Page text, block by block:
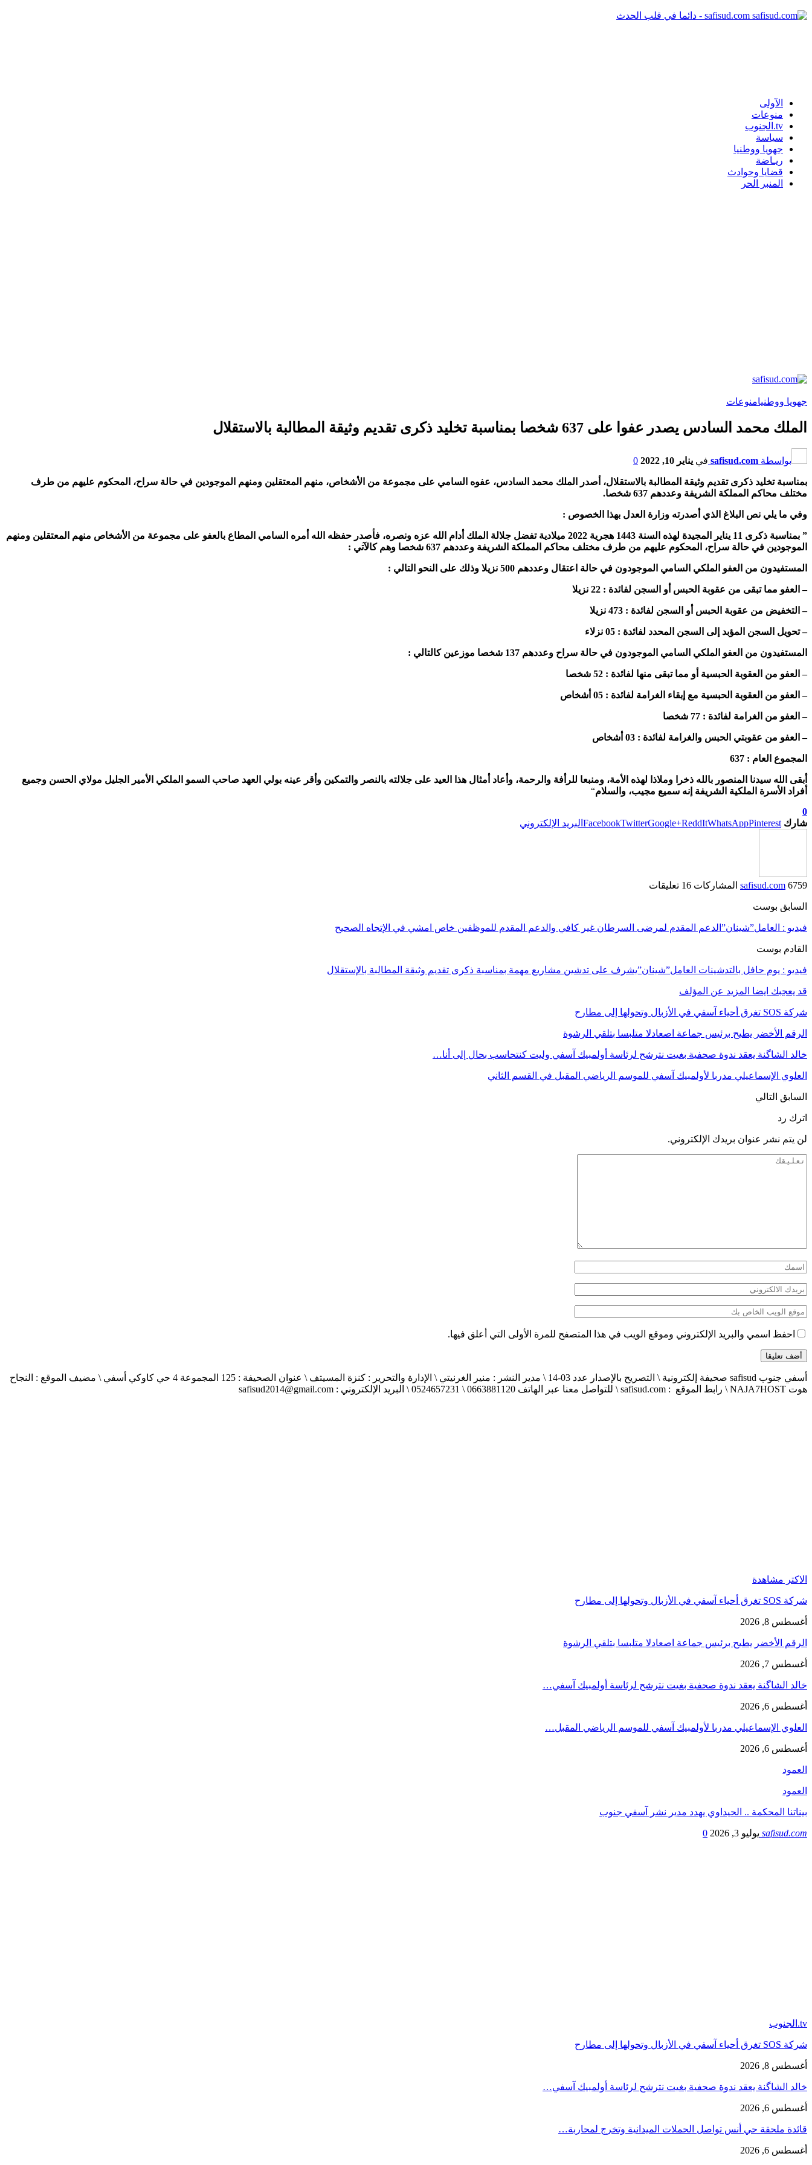
safisud.com - دائما في قلب الحدث
الآولى
منوعات
tv.الجنوب
سياسة
جهويا ووطنيا
ريـاضة
قضايا وحوادث
المنبر الحر
جهويا ووطنيامنوعات
الملك محمد السادس يصدر عفوا على 637 شخصا بمناسبة تخليد ذكرى تقديم وثيقة المطالبة بالاستقلال
بواسطة safisud.com في يناير 10, 2022 0
بمناسبة تخليد ذكرى تقديم وثيقة المطالبة بالاستقلال، أصدر الملك محمد السادس، عفوه السامي على مجموعة من الأشخاص، منهم المعتقلين ومنهم الموجودين في حالة سراح، المحكوم عليهم من طرف
مختلف محاكم المملكة الشريفة وعددهم 637 شخصا.
وفي ما يلي نص البلاغ الذي أصدرته وزارة العدل بهذا الخصوص :
” بمناسبة ذكرى 11 يناير المجيدة لهذه السنة 1443 هجرية 2022 ميلادية تفضل جلالة الملك أدام الله عزه ونصره، فأصدر حفظه الله أمره السامي المطاع بالعفو على مجموعة من الأشخاص منهم المعتقلين ومنهم
الموجودين في حالة سراح، المحكوم عليهم من طرف مختلف محاكم المملكة الشريفة وعددهم 637 شخصا وهم كالآتي :
المستفيدون من العفو الملكي السامي الموجودون في حالة اعتقال وعددهم 500 نزيلا وذلك على النحو التالي :
– العفو مما تبقى من عقوبة الحبس أو السجن لفائدة : 22 نزيلا
– التخفيض من عقوبة الحبس أو السجن لفائدة : 473 نزيلا
– تحويل السجن المؤبد إلى السجن المحدد لفائدة : 05 نزلاء
المستفيدون من العفو الملكي السامي الموجودون في حالة سراح وعددهم 137 شخصا موزعين كالتالي :
– العفو من العقوبة الحبسية أو مما تبقى منها لفائدة : 52 شخصا
– العفو من العقوبة الحبسية مع إبقاء الغرامة لفائدة : 05 أشخاص
– العفو من الغرامة لفائدة : 77 شخصا
– العفو من عقوبتي الحبس والغرامة لفائدة : 03 أشخاص
المجموع العام : 637
أبقى الله سيدنا المنصور بالله ذخرا وملاذا لهذه الأمة، ومنبعا للرأفة والرحمة، وأعاد أمثال هذا العيد على جلالته بالنصر والتمكين وأقر عينه بولي العهد صاحب السمو الملكي الأمير الجليل مولاي الحسن وجميع
أفراد الأسرة الملكية الشريفة إنه سميع مجيب، والسلام“
0
شارك
FacebookTwitterGoogle+ReddItWhatsAppPinterest البريد الإلكتروني
safisud.com 6759 المشاركات 16 تعليقات
السابق بوست
فيديو : العامل”شينان”الدعم المقدم لمرضى السرطان غير كافي والدعم المقدم للموظفين خاص امشي في الإتجاه الصحيح
القادم بوست
فيديو : يوم حافل بالتدشينات العامل”شينان”يشرف على تدشين مشاريع مهمة بمناسبة ذكرى تقديم وثيقة المطالبة بالإستقلال
قد يعجبك ايضا المزيد عن المؤلف
شركة SOS تغرق أحياء آسفي في الأزبال وتحولها إلى مطارح
الرقم الأخضر يطيح برئيس جماعة اصعادلا متلبسا بتلقي الرشوة
خالد الشاگنة يعقد ندوة صحفية بغيت نترشح لرئاسة أولمبيك آسفي وليت كنتحاسب بحال إلى أنا…
العلوي الإسماعيلي مدربا لأولمبيك آسفي للموسم الرياضي المقبل في القسم الثاني
السابق التالي
اترك رد
لن يتم نشر عنوان بريدك الإلكتروني.
احفظ اسمي والبريد الإلكتروني وموقع الويب في هذا المتصفح للمرة الأولى التي أعلق فيها.
أسفي جنوب safisud صحيفة إلكترونية \ التصريح بالإصدار عدد 03-14 \ مدير النشر : منير الغرنيتي \ الإدارة والتحرير : كنزة المسيتف \ عنوان الصحيفة : 125 المجموعة 4 حي كاوكي أسفي \ مضيف الموقع : النجاح
هوت NAJA7HOST \ رابط الموقع : safisud.com \ للتواصل معنا عبر الهاتف 0663881120 \ 0524657231 \ البريد الإلكتروني : safisud2014@gmail.com
الاكتر مشاهدة
شركة SOS تغرق أحياء آسفي في الأزبال وتحولها إلى مطارح
أغسطس 8, 2026
الرقم الأخضر يطيح برئيس جماعة اصعادلا متلبسا بتلقي الرشوة
أغسطس 7, 2026
خالد الشاگنة يعقد ندوة صحفية بغيت نترشح لرئاسة أولمبيك آسفي…
أغسطس 6, 2026
العلوي الإسماعيلي مدربا لأولمبيك آسفي للموسم الرياضي المقبل…
أغسطس 6, 2026
العمود
العمود
بيناتنا المحكمة .. الحيداوي يهدد مدير نشر آسفي جنوب
safisud.com يوليو 3, 2026 0
tv.الجنوب
شركة SOS تغرق أحياء آسفي في الأزبال وتحولها إلى مطارح
أغسطس 8, 2026
خالد الشاگنة يعقد ندوة صحفية بغيت نترشح لرئاسة أولمبيك آسفي…
أغسطس 6, 2026
قائدة ملحقة حي أنس تواصل الحملات الميدانية وتخرج لمحاربة…
أغسطس 6, 2026